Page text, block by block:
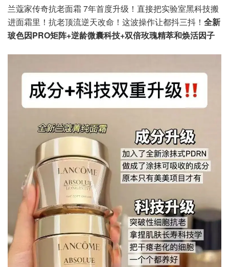
兰蔻家传奇抗老面霜 7年首度升级！直接把实验室黑科技搬
进面霜里！抗老顶流逆天改命！这波操作让都抖三抖！ 全新
玻色因PRO矩阵+逆龄微囊科技+双倍玫瑰精萃和焕活因子